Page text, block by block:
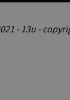
- 13u -